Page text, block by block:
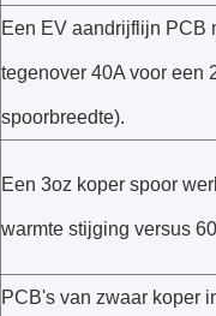
Een EV aandrijflijn PCB
tegenover 40A voor een
spoorbreedte).
Een 3oz koper spoor
warmte stijging versus
PCB's van zwaar koper